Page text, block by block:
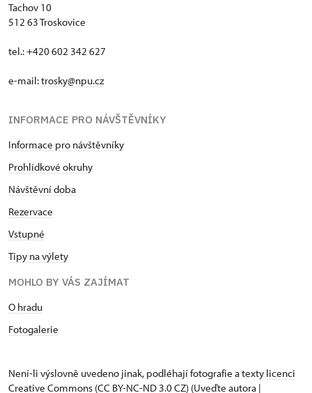
Tachov 10
512 63 Troskovice
tel.: +420 602 342 627
e-mail:trosky@npu.cz
INFORMACE PRO NÁVŠTĚVNÍKY
Informace pro návštěvníky
Prohlídkové okruhy
Návštěvní doba
Rezervace
Vstupné
Tipy na výlety
MOHLO BY VÁS ZAJÍMAT
O hradu
Fotogalerie
Není-li výslovně uvedeno jinak, podléhají fotografie a texty licenci
Creative Commons (CC BY-NC-ND 3.0 CZ) (Uveďte autora |